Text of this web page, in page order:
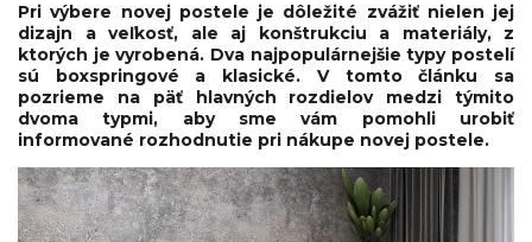
Pri výbere novej postele je dôležité zvážiť nielen jej
dizajn a veľkosť, ale aj konštrukciu a materiály, z
ktorých je vyrobená. Dva najpopulárnejšie typy postelí
sú boxspringové a klasické. V tomto článku sa
pozrieme na päť hlavných rozdielov medzi týmito
dvoma typmi, aby sme vám pomohli urobiť
informované rozhodnutie pri nákupe novej postele.